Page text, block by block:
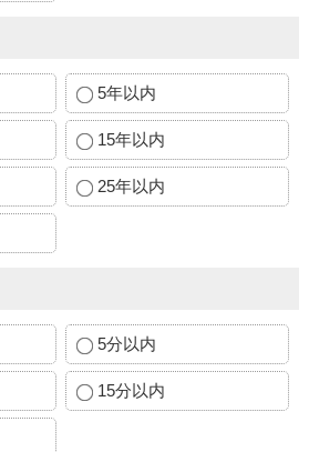
5年以内
15年以内
25年以内
5分以内
15分以内